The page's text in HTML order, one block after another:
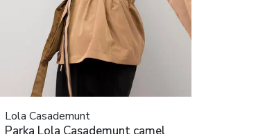
Lola Casademunt
Parka Lola Casademunt camel